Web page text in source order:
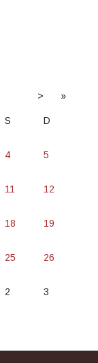
> »
S D
4 5
11 12
18 19
25 26
2 3